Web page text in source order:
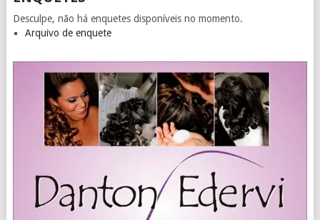
Desculpe, não há enquetes disponíveis no momento.
Arquivo de enquete